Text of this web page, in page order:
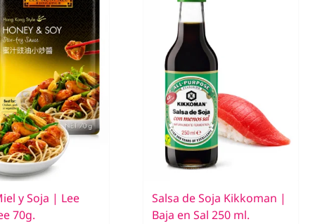
y Soja | Lee
70g.
Salsa de Soja Kikkoman |
Baja en Sal 250 ml.